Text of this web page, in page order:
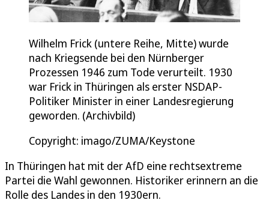
Wilhelm Frick (untere Reihe, Mitte) wurde
nach Kriegsende bei den Nürnberger
Prozessen 1946 zum Tode verurteilt. 1930
war Frick in Thüringen als erster NSDAP-
Politiker Minister in einer Landesregierung
geworden. (Archivbild)
Copyright: imago/ZUMA/Keystone
In Thüringen hat mit der AfD eine rechtsextreme
Partei die Wahl gewonnen. Historiker erinnern an die
Rolle des Landes in den 1930ern.